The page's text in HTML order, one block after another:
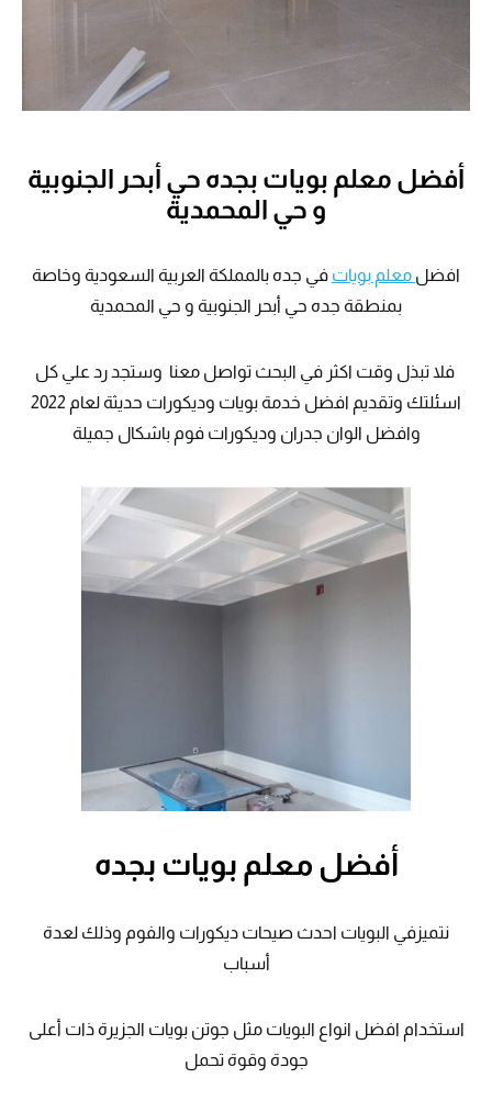
أفضل معلم بويات بجده حي أبحر الجنوبية
و حي المحمدية
افضل معلم بويات في جده بالمملكة العربية السعودية وخاصة
بمنطقة جده حي أبحر الجنوبية و حي المحمدية
فلا تبذل وقت اكثر في البحث تواصل معنا وستجد رد علي كل
اسئلتك وتقديم افضل خدمة بويات وديكورات حديثة لعام 2022
وافضل الوان جدران وديكورات فوم باشكال جميلة
أفضل معلم بويات بجده
نتميزفي البويات احدث صيحات ديكورات والفوم وذلك لعدة
أسباب
استخدام افضل انواع البويات مثل جوتن بويات الجزيرة ذات أعلى
جودة وقوة تحمل